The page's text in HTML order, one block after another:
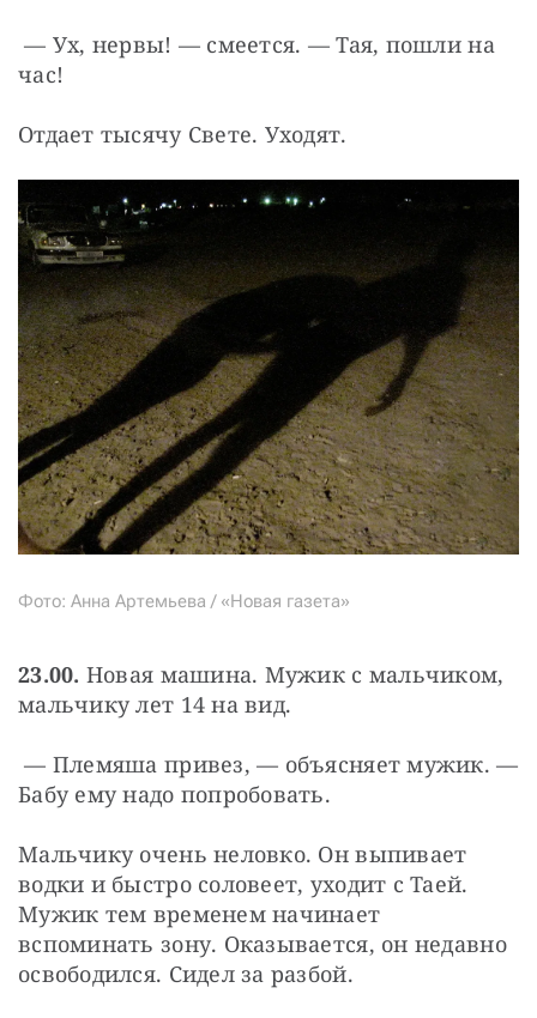
— Ух, нервы! — смеется. — Тая, пошли на
час!
Отдает тысячу Свете. Уходят.
Фото: Анна Артемьева / «Новая газета»
23.00. Новая машина. Мужик с мальчиком,
мальчику лет 14 на вид.
— Племяша привез, — объясняет мужик. —
Бабу ему надо попробовать.
Мальчику очень неловко. Он выпивает
водки и быстро соловеет, уходит с Таей.
Мужик тем временем начинает
вспоминать зону. Оказывается, он недавно
освободился. Сидел за разбой.